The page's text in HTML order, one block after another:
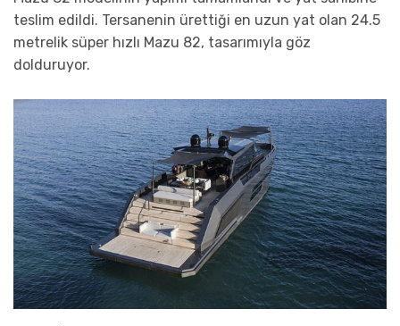
teslim edildi. Tersanenin ürettiği en uzun yat olan 24.5
metrelik süper hızlı Mazu 82, tasarımıyla göz
dolduruyor.